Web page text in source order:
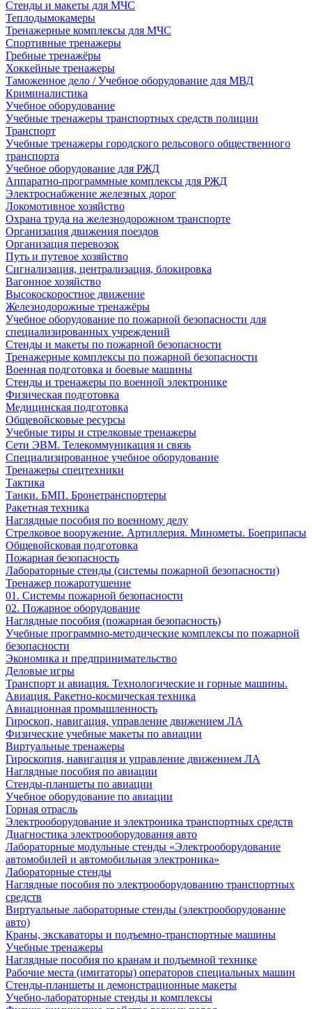
Стенды и макеты для МЧС
Теплодымокамеры
Тренажерные комплексы для МЧС
Спортивные тренажеры
Гребные тренажёры
Хоккейные тренажеры
Таможенное дело / Учебное оборудование для МВД
Криминалистика
Учебное оборудование
Учебные тренажеры транспортных средств полиции
Транспорт
Учебные тренажеры городского рельсового общественного
транспорта
Учебное оборудование для РЖД
Аппаратно-программные комплексы для РЖД
Электроснабжение железных дорог
Локомотивное хозяйство
Охрана труда на железнодорожном транспорте
Организация движения поездов
Организация перевозок
Путь и путевое хозяйство
Сигнализация, централизация, блокировка
Вагонное хозяйство
Высокоскоростное движение
Железнодорожные тренажёры
Учебное оборудование по пожарной безопасности для
специализированных учреждений
Стенды и макеты по пожарной безопасности
Тренажерные комплексы по пожарной безопасности
Военная подготовка и боевые машины
Стенды и тренажеры по военной электронике
Физическая подготовка
Медицинская подготовка
Общевойсковые ресурсы
Учебные тиры и стрелковые тренажеры
Сети ЭВМ. Телекоммуникация и связь
Специализированное учебное оборудование
Тренажеры спецтехники
Тактика
Танки. БМП. Бронетранспортеры
Ракетная техника
Наглядные пособия по военному делу
Стрелковое вооружение. Артиллерия. Минометы. Боеприпасы
Общевойсковая подготовка
Пожарная безопасность
Лабораторные стенды (системы пожарной безопасности)
Тренажер пожаротушение
01. Системы пожарной безопасности
02. Пожарное оборудование
Наглядные пособия (пожарная безопасность)
Учебные программно-методические комплексы по пожарной
безопасности
Экономика и предпринимательство
Деловые игры
Транспорт и авиация. Технологические и горные машины.
Авиация. Ракетно-космическая техника
Авиационная промышленность
Гироскоп, навигация, управление движением ЛА
Физические учебные макеты по авиации
Виртуальные тренажеры
Гироскопия, навигация и управление движением ЛА
Наглядные пособия по авиации
Стенды-планшеты по авиации
Учебное оборудование по авиации
Горная отрасль
Электрооборудование и электроника транспортных средств
Диагностика электрооборудования авто
Лабораторные модульные стенды «Электрооборудование
автомобилей и автомобильная электроника»
Лабораторные стенды
Наглядные пособия по электрооборудованию транспортных
средств
Виртуальные лабораторные стенды (электрооборудование
авто)
Краны, экскаваторы и подъемно-транспортные машины
Учебные тренажеры
Наглядные пособия по кранам и подъемной технике
Рабочие места (имитаторы) операторов специальных машин
Стенды-планшеты и демонстрационные макеты
Учебно-лабораторные стенды и комплексы